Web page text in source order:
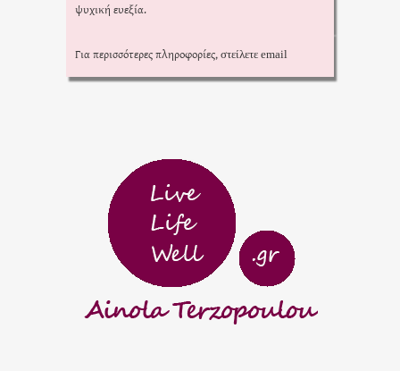
ψυχική ευεξία.
Για περισσότερες πληροφορίες, στείλετε email